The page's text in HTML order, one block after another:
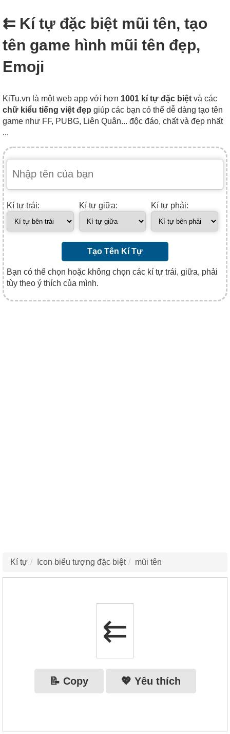
⇇ Kí tự đặc biệt mũi tên, tạo
tên game hình mũi tên đẹp,
Emoji
KiTu.vn là một web app với hơn 1001 kí tự đặc biệt và các
chữ kiểu tiếng việt đẹp giúp các bạn có thể dễ dàng tạo tên
game như FF, PUBG, Liên Quân... độc đáo, chất và đẹp nhất
...
Kí tự trái: Kí tự giữa: Kí tự phải:
Tạo Tên Kí Tự
Bạn có thể chọn hoặc không chọn các kí tự trái, giữa, phải
tùy theo ý thích của mình.
Kí tự Icon biểu tượng đặc biệt mũi tên
⇇
📝 Copy 💖 Yêu thích